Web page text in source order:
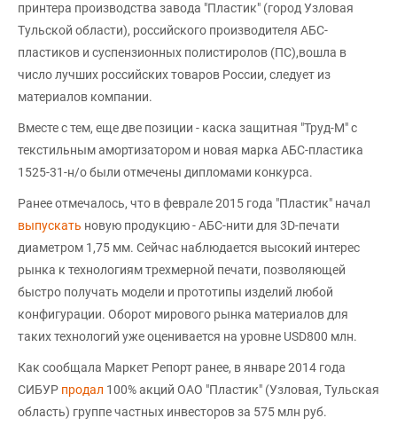
принтера производства завода "Пластик" (город Узловая
Тульской области), российского производителя АБС-
пластиков и суспензионных полистиролов (ПС),вошла в
число лучших российских товаров России, следует из
материалов компании.
Вместе с тем, еще две позиции - каска защитная "Труд-М" с
текстильным амортизатором и новая марка АБС-пластика
1525-31-н/о были отмечены дипломами конкурса.
Ранее отмечалось, что в феврале 2015 года "Пластик" начал
выпускать новую продукцию - АБС-нити для 3D-печати
диаметром 1,75 мм. Сейчас наблюдается высокий интерес
рынка к технологиям трехмерной печати, позволяющей
быстро получать модели и прототипы изделий любой
конфигурации. Оборот мирового рынка материалов для
таких технологий уже оценивается на уровне USD800 млн.
Как сообщала Маркет Репорт ранее, в январе 2014 года
СИБУР продал 100% акций ОАО "Пластик" (Узловая, Тульская
область) группе частных инвесторов за 575 млн руб.